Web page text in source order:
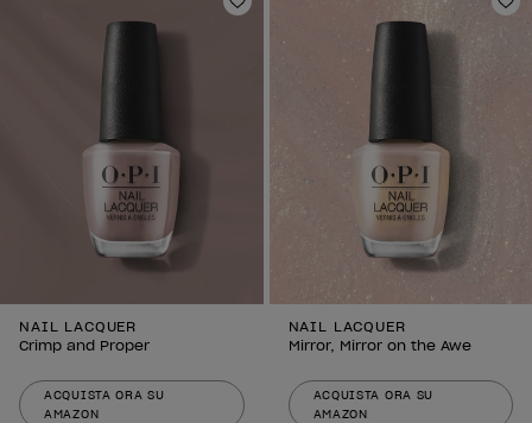
Aggiungi alla lista dei desideri
NAIL LACQUER
Crimp and Proper
ACQUISTA ORA SU
AMAZON
NAIL LACQUER
Mirror, Mirror on the Awe
ACQUISTA ORA SU
AMAZON